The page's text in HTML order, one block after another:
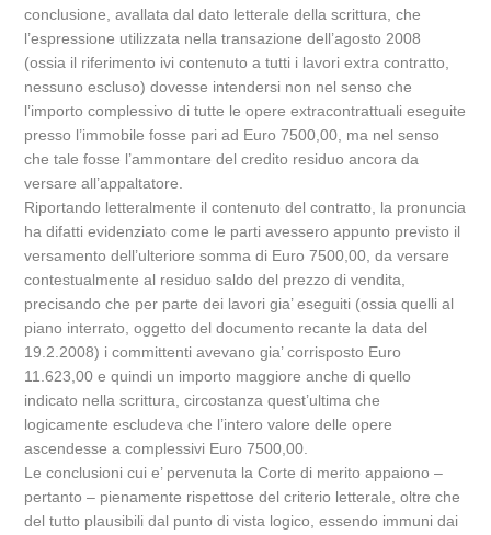
conclusione, avallata dal dato letterale della scrittura, che
l’espressione utilizzata nella transazione dell’agosto 2008
(ossia il riferimento ivi contenuto a tutti i lavori extra contratto,
nessuno escluso) dovesse intendersi non nel senso che
l’importo complessivo di tutte le opere extracontrattuali eseguite
presso l’immobile fosse pari ad Euro 7500,00, ma nel senso
che tale fosse l’ammontare del credito residuo ancora da
versare all’appaltatore.
Riportando letteralmente il contenuto del contratto, la pronuncia
ha difatti evidenziato come le parti avessero appunto previsto il
versamento dell’ulteriore somma di Euro 7500,00, da versare
contestualmente al residuo saldo del prezzo di vendita,
precisando che per parte dei lavori gia’ eseguiti (ossia quelli al
piano interrato, oggetto del documento recante la data del
19.2.2008) i committenti avevano gia’ corrisposto Euro
11.623,00 e quindi un importo maggiore anche di quello
indicato nella scrittura, circostanza quest’ultima che
logicamente escludeva che l’intero valore delle opere
ascendesse a complessivi Euro 7500,00.
Le conclusioni cui e’ pervenuta la Corte di merito appaiono –
pertanto – pienamente rispettose del criterio letterale, oltre che
del tutto plausibili dal punto di vista logico, essendo immuni dai